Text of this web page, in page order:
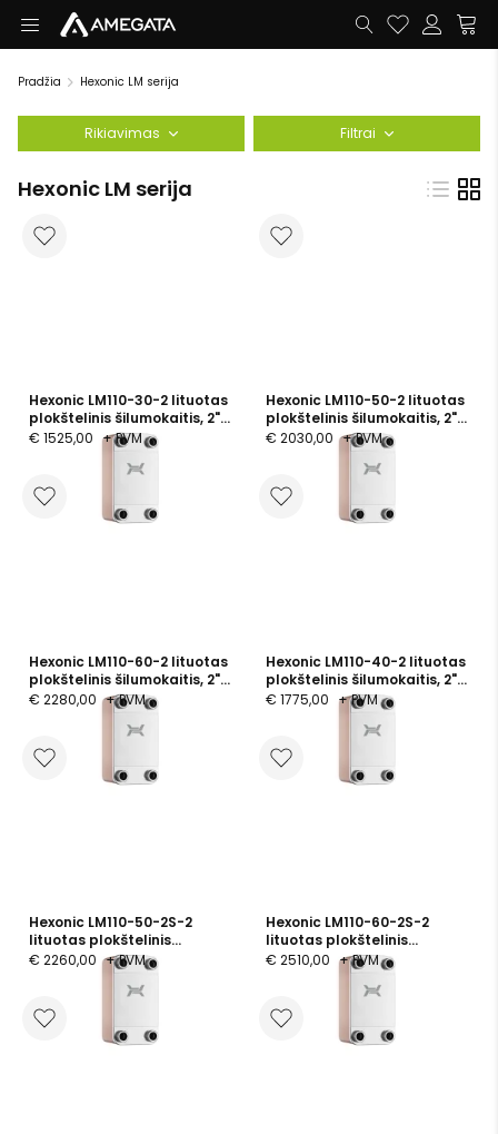
Pradžia Hexonic LM serija
Rikiavimas Filtrai
Hexonic LM serija
Hexonic LM110-30-2 lituotas
plokštelinis šilumokaitis, 2",
30 plokštelių, PN 25
€ 1525,00 + PVM
Hexonic LM110-50-2 lituotas
plokštelinis šilumokaitis, 2",
50 plokštelių, PN 25
€ 2030,00 + PVM
Hexonic LM110-60-2 lituotas
plokštelinis šilumokaitis, 2",
60 plokštelių, PN 25
€ 2280,00 + PVM
Hexonic LM110-40-2 lituotas
plokštelinis šilumokaitis, 2",
40 plokštelių, PN 25
€ 1775,00 + PVM
Hexonic LM110-50-2S-2
lituotas plokštelinis
šilumokaitis, 50 plokštelės,
€ 2260,00 + PVM
Hexonic LM110-60-2S-2
lituotas plokštelinis
šilumokaitis, 60 plokštelės,
€ 2510,00 + PVM